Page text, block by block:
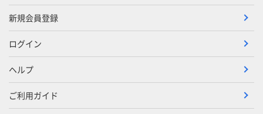
新規会員登録
ログイン
ヘルプ
ご利用ガイド